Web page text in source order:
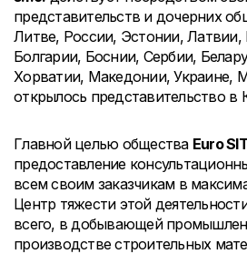
представительств и дочерних
Литве, России, Эстонии,
Болгарии, Боснии, Сербии,
Хорватии, Македонии, Украине,
открылось представительство в
Главной целью общества Euro
предоставление
всем своим заказчикам в
Центр тяжести этой
всего, в добывающей
производстве строительных